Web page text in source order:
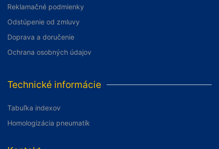
Reklamačné podmienky
Odstúpenie od zmluvy
Doprava a doručenie
Ochrana osobných údajov
Technické informácie
Tabuľka indexov
Homologizácia pneumatík